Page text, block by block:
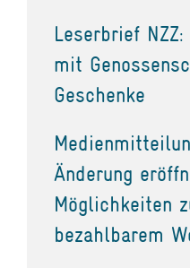
Leserbrief
mit
Geschenke
Änderung
Möglichkeiten
bezahlbarem